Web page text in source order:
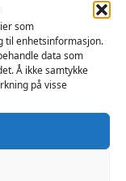
som
til enhetsinformasjon.
data som
Å ikke samtykke
på visse